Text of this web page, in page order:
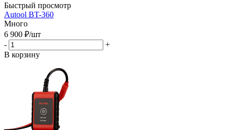
Быстрый просмотр
Autool BT-360
Много
6 900 ₽/шт
-
+
В корзину